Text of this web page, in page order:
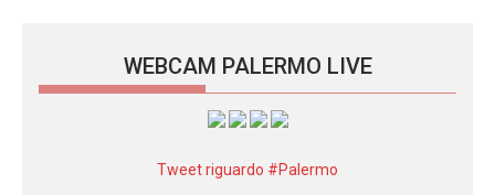
WEBCAM PALERMO LIVE
Tweet riguardo #Palermo